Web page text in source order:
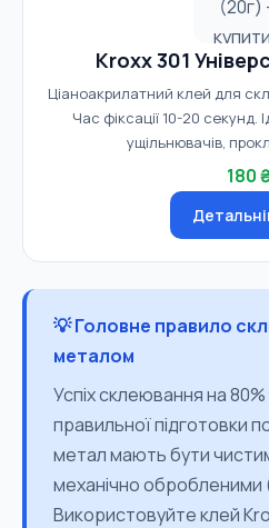
Kroxx 301
Ціаноакрилатний клей для
Час фіксації 10-20 секунд.
ущільнювачів,
180
💡 Головне правило
металом
Успіх склеювання на
правильної підготовки
метал мають бути
механічно
Використовуйте клей